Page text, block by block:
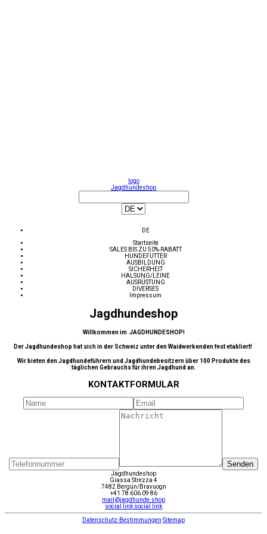
logo
Jagdhundeshop
DE
Startseite
SALES BIS ZU 50% RABATT
HUNDEFUTTER
AUSBILDUNG
SICHERHEIT
HALSUNG/LEINE
AUSRÜSTUNG
DIVERSES
Impressum
Jagdhundeshop
Willkommen im JAGDHUNDESHOP!
Der Jagdhundeshop hat sich in der Schweiz unter den Waidwerkenden fest etabliert!
Wir bieten den Jagdhundeführern und Jagdhundebesitzern über 100 Produkte des
täglichen Gebrauchs für ihren Jagdhund an.
KONTAKTFORMULAR
Senden
Jagdhundeshop
Giassa Strezza 4
7482 Bergün/Bravuogn
+41 78 606 09 86
mail@jagdhunde.shop
social link social link
Datenschutz-Bestimmungen Sitemap